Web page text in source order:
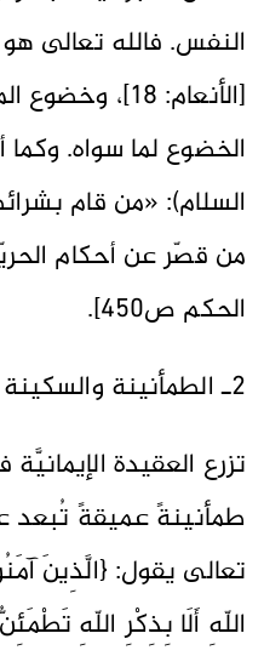
النفس. فالله تعالى
[الأنعام: 18]،
الخضوع لما سواه. وكما
السلام): «من قام
من قصّر عن أحكام
الحكم ص450].
2ـ الطمأنينة والسكينة النفسيَّة
تزرع العقيدة
طمأنينةً عميقةً تُبعد
تعالى يقول: {الَّذِينَ